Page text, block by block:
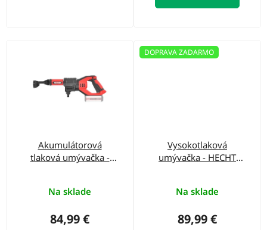
Akumulátorová
tlaková umývačka -
Na sklade
84,99 €
DOPRAVA ZADARMO
Vysokotlaková
umývačka - HECHT
Na sklade
89,99 €